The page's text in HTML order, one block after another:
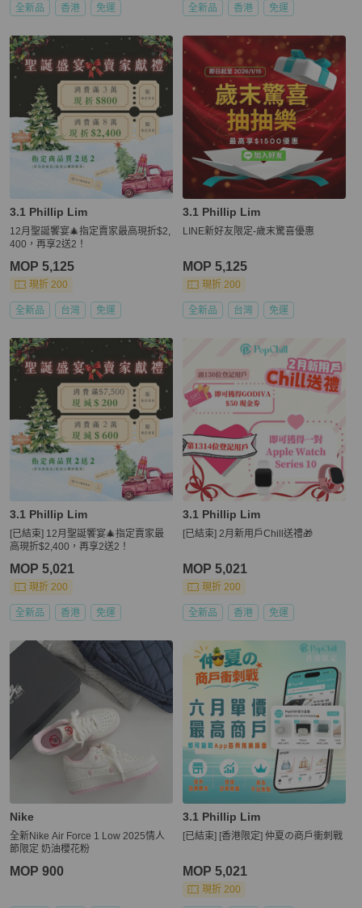
全新品 香港 免運 全新品 香港 免運
3.1 Phillip Lim
12月聖誕饗宴🎄指定賣家最高現折$2,
400，再享2送2！
MOP 5,125
現折 200
全新品 台灣 免運
3.1 Phillip Lim
LINE新好友限定-歲末驚喜優惠
MOP 5,125
現折 200
全新品 台灣 免運
3.1 Phillip Lim
[已結束] 12月聖誕饗宴🎄指定賣家最
高現折$2,400，再享2送2！
MOP 5,021
現折 200
全新品 香港 免運
3.1 Phillip Lim
[已結束] 2月新用戶Chill送禮🎁
MOP 5,021
現折 200
全新品 香港 免運
Nike
全新Nike Air Force 1 Low 2025情人
節限定 奶油櫻花粉
MOP 900
3.1 Phillip Lim
[已結束] [香港限定] 仲夏の商戶衝刺戰
MOP 5,021
現折 200